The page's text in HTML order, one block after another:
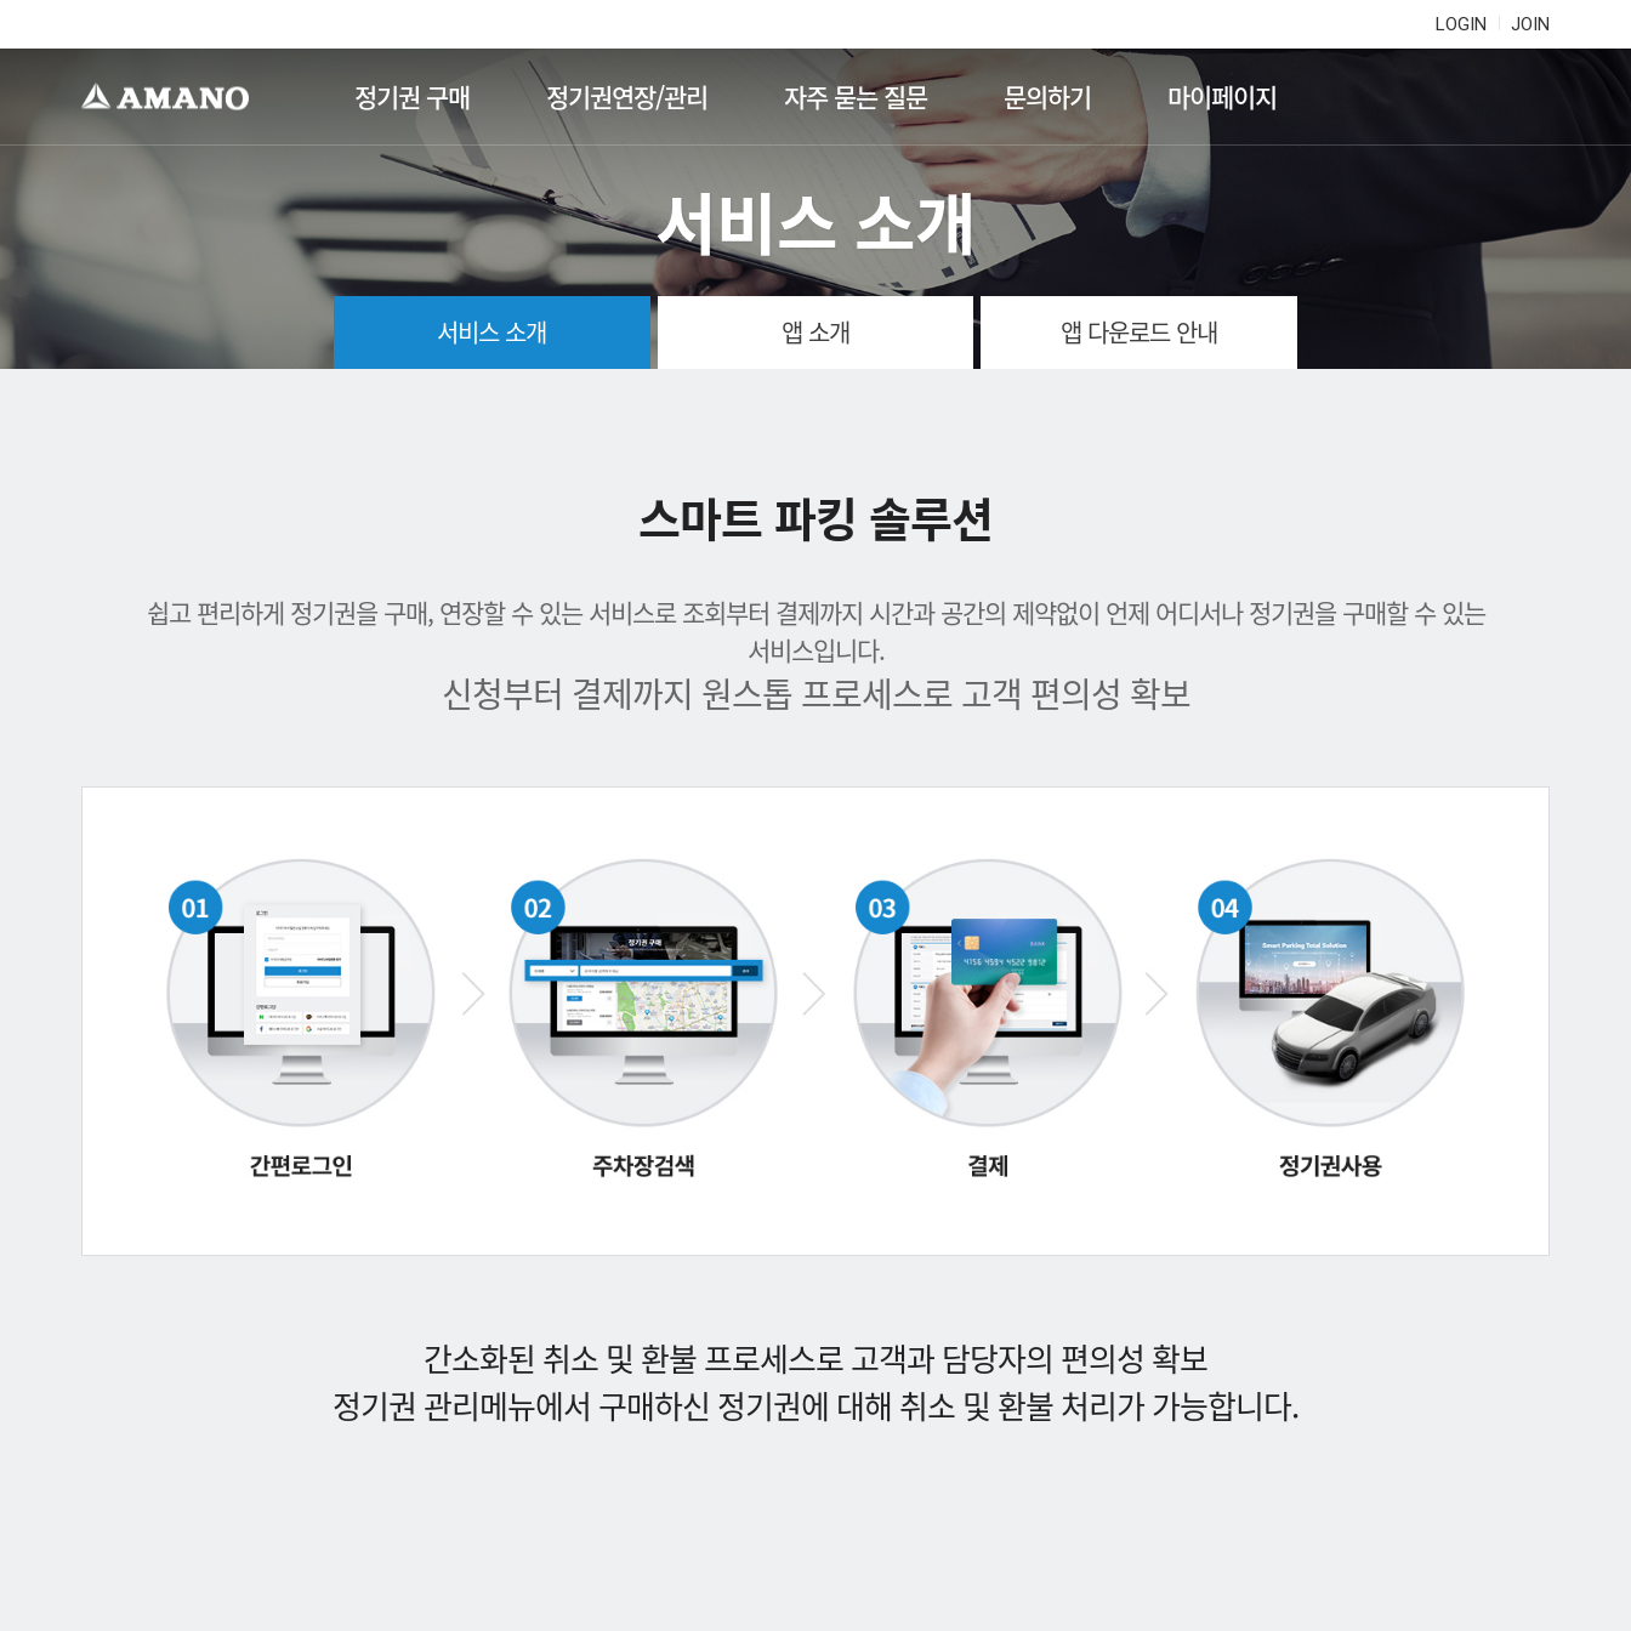
LOGIN JOIN
정기권 구매 정기권연장/관리 자주 묻는 질문 문의하기 마이페이지
서비스 소개
서비스 소개 앱 소개 앱 다운로드 안내
스마트 파킹 솔루션
쉽고 편리하게 정기권을 구매, 연장할 수 있는 서비스로 조회부터 결제까지 시간과 공간의 제약없이 언제 어디서나 정기권을 구매할 수 있는
서비스입니다.
신청부터 결제까지 원스톱 프로세스로 고객 편의성 확보
간소화된 취소 및 환불 프로세스로 고객과 담당자의 편의성 확보
정기권 관리메뉴에서 구매하신 정기권에 대해 취소 및 환불 처리가 가능합니다.